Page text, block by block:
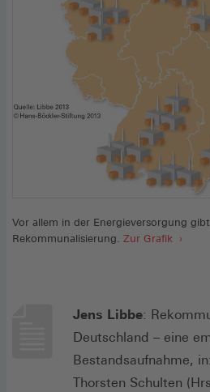
Vor allem in der Energieversorgung
Rekommunalisierung. Zur Grafik
Jens Libbe:
Deutschland – eine
Bestandsaufnahme,
Thorsten Schulten